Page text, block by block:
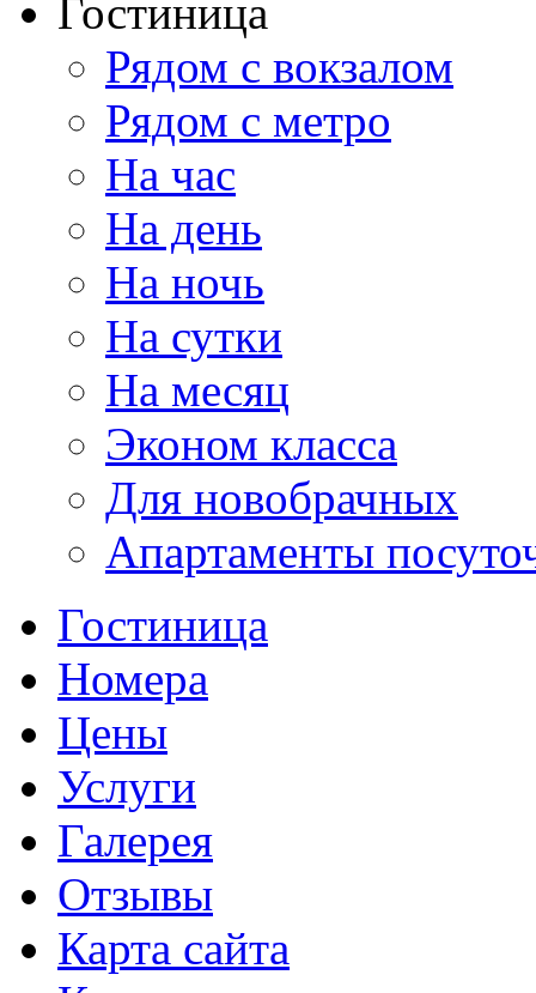
Гостиница
Рядом с вокзалом
Рядом с метро
На час
На день
На ночь
На сутки
На месяц
Эконом класса
Для новобрачных
Апартаменты
Гостиница
Номера
Цены
Услуги
Галерея
Отзывы
Карта сайта